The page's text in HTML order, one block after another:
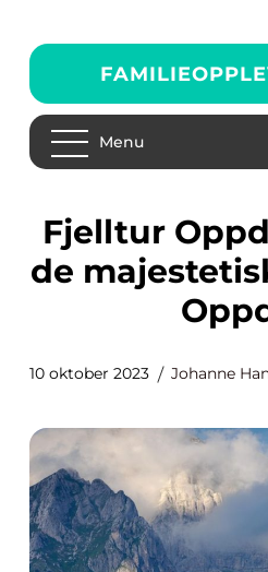
Menu
Fjelltur Oppdal: Utforsk
de
10 oktober 2023 Johanne